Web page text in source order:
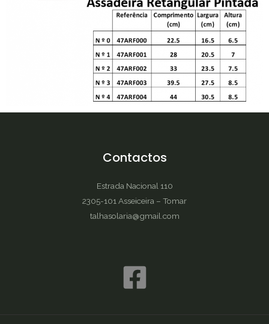
Contactos
Estrada Nacional 110
2305-101 Asseiceira – Tomar
talhasolaria@gmail.com